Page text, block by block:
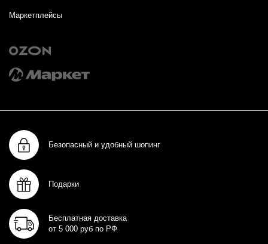
Маркетплейсы
Безопасный и удобный шопинг
Подарки
Бесплатная доставка
от 5 000 руб по РФ